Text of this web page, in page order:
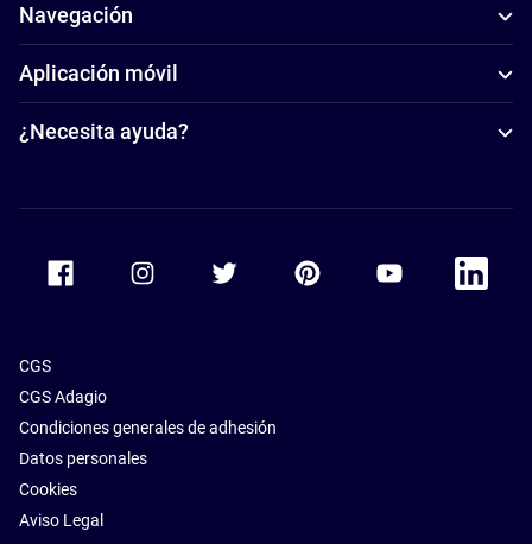
Navegación
Aplicación móvil
¿Necesita ayuda?
Accor Facebook Accor TwitterAccor PinterestAccor Youtube
Accor
CGS
CGS Adagio
Condiciones generales de adhesión
Datos personales
Cookies
Aviso Legal